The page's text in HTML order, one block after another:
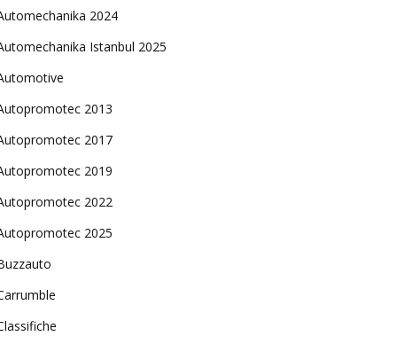
2024
Istanbul 2025
2013
2017
2019
2022
2025